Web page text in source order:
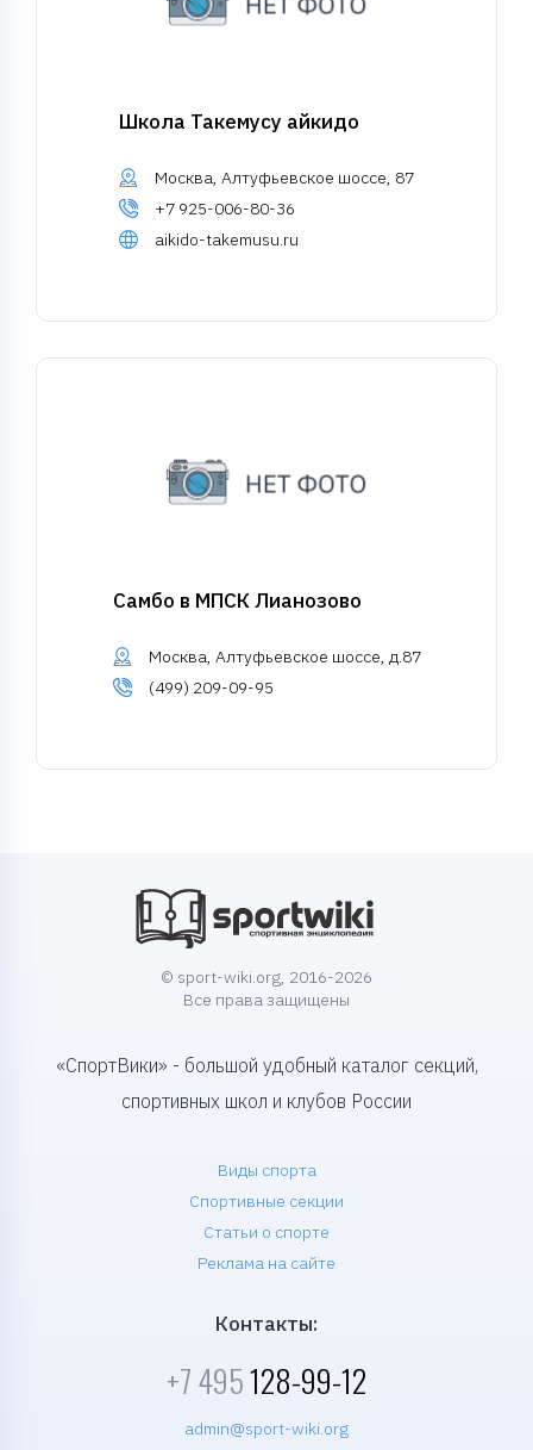
Школа Такемусу айкидо
Москва, Алтуфьевское шоссе, 87
+7 925-006-80-36
aikido-takemusu.ru
Самбо в МПСК Лианозово
Москва, Алтуфьевское шоссе, д.87
(499) 209-09-95
© sport-wiki.org, 2016-2026
Все права защищены
«СпортВики» - большой удобный каталог секций,
спортивных школ и клубов России
Виды спорта
Спортивные секции
Статьи о спорте
Реклама на сайте
Контакты:
+7 495128-99-12
admin@sport-wiki.org